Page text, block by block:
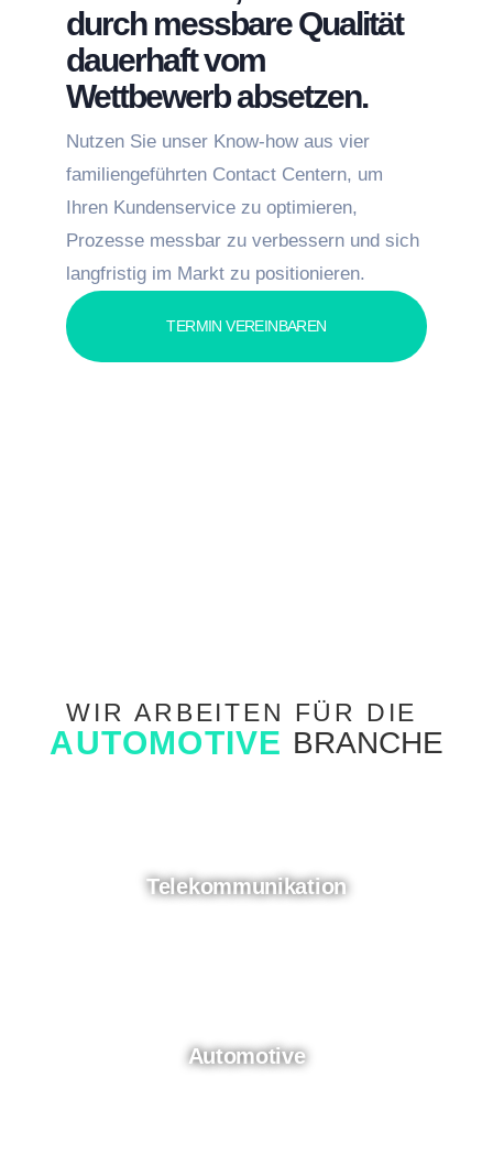
durch messbare Qualität
dauerhaft vom
Wettbewerb absetzen.
Nutzen Sie unser Know-how aus vier
familiengeführten Contact Centern, um
Ihren Kundenservice zu optimieren,
Prozesse messbar zu verbessern und sich
langfristig im Markt zu positionieren.
TERMIN VEREINBAREN
WIR ARBEITEN FÜR DIE
AUTOMOTIVE BRANCHE
Telekommunikation
Automotive